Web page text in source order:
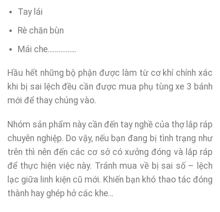
Tay lái
Rè chăn bùn
Mái che…………….
Hầu hết những bộ phận được làm từ cơ khí chính xác
khi bị sai lệch đều cần được mua phụ tùng xe 3 bánh
mới để thay chúng vào.
Nhóm sản phẩm này cần đến tay nghề của thợ lắp ráp
chuyên nghiệp. Do vậy, nếu bạn đang bị tình trạng như
trên thì nên đến các cơ sở có xưởng đóng và lắp ráp
để thực hiện việc này. Tránh mua về bị sai số – lệch
lạc giữa linh kiện cũ mới. Khiến bạn khó thao tác đóng
thành hay ghép hở các khe…